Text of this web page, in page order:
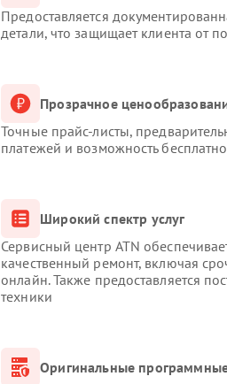
Предоставляется
детали, что защищает клиента от
Прозрачное
Точные прайс-листы,
платежей и возможность
Широкий спектр услуг
Сервисный центр ATN
качественный ремонт, включая
онлайн. Также предоставляется
техники
Оригинальные